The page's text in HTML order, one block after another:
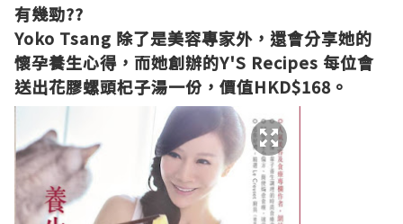
有幾勁??
Yoko Tsang 除了是美容專家外，還會分享她的
懷孕養生心得，而她創辦的Y'S Recipes 每位會
送出花膠螺頭杞子湯一份，價值HKD$168。